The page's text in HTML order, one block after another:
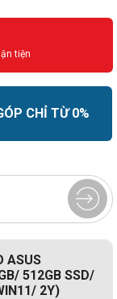
tiện
CHỈ TỪ 0%
ASUS
512GB SSD/
2Y)